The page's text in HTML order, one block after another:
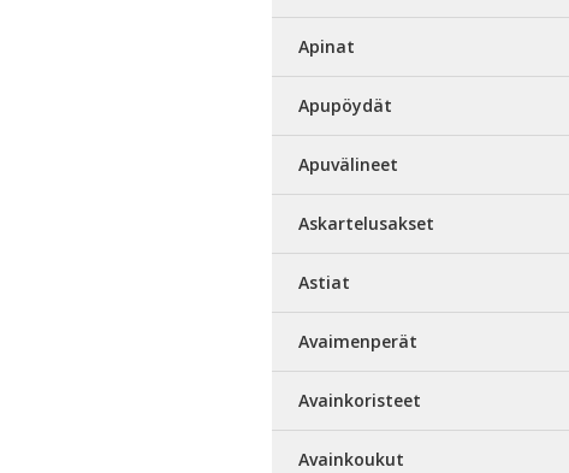
Apinat
Apupöydät
Apuvälineet
Askartelusakset
Astiat
Avaimenperät
Avainkoristeet
Avainkoukut